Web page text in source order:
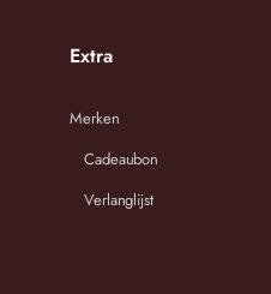
Extra
Merken
Cadeaubon
Verlanglijst